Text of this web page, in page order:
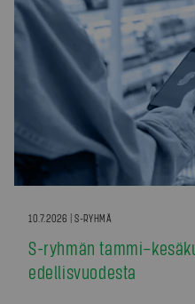
10.7.2026 | S-RYHMÄ
S-ryhmän
edellisvuodesta